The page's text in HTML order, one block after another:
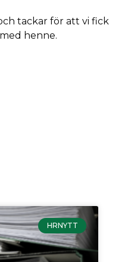
tackar för att vi fick
henne.
HRNYTT